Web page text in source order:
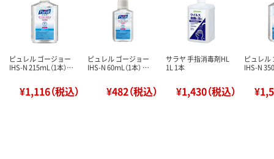
ピュレル ゴージョー
IHS-N 215ｍL（1本）…
¥1,116（税込）
ピュレル ゴージョー
IHS-N 60ｍL（1本） …
¥482（税込）
サラヤ 手指消毒剤HL
1L 1本
¥1,430（税込）
ピュレル
IHS-N